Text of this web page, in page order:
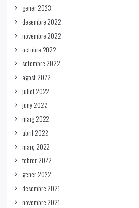
gener 2023
desembre 2022
novembre 2022
octubre 2022
setembre 2022
agost 2022
juliol 2022
juny 2022
maig 2022
abril 2022
març 2022
febrer 2022
gener 2022
desembre 2021
novembre 2021